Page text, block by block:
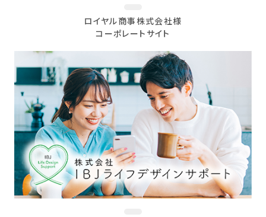
ロイヤル商事株式会社様
コーポレートサイト